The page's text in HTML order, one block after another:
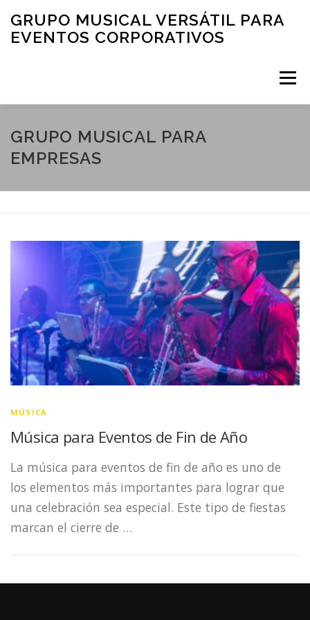
GRUPO MUSICAL VERSÁTIL PARA
EVENTOS CORPORATIVOS
Menú
INICIO QUIENES SOMOS CLIENTES
CONTACTO TIPS Y MÁS
GRUPO MUSICAL PARA
EMPRESAS
MÚSICA
Música para Eventos de Fin de Año
La música para eventos de fin de año es uno de
los elementos más importantes para lograr que
una celebración sea especial. Este tipo de fiestas
marcan el cierre de …